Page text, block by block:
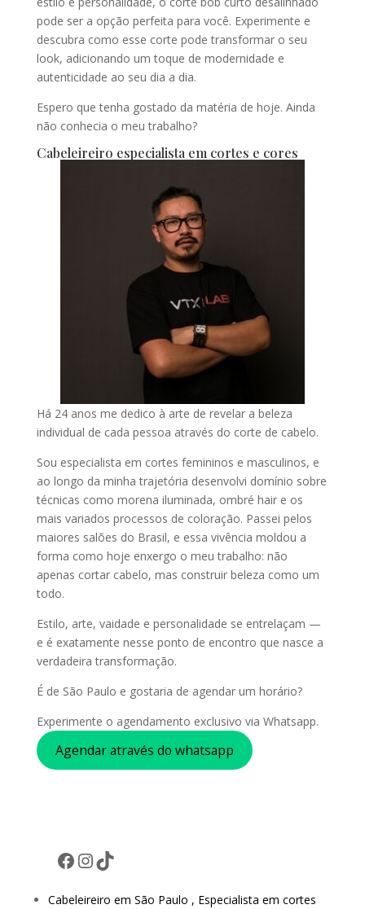
pode ser a opção perfeita para você. Experimente e
descubra como esse corte pode transformar o seu
look, adicionando um toque de modernidade e
autenticidade ao seu dia a dia.
Espero que tenha gostado da matéria de hoje. Ainda
não conhecia o meu trabalho?
Cabeleireiro especialista em cortes e cores
Há 24 anos me dedico à arte de revelar a beleza
individual de cada pessoa através do corte de cabelo.
Sou especialista em cortes femininos e masculinos, e
ao longo da minha trajetória desenvolvi domínio sobre
técnicas como morena iluminada, ombré hair e os
mais variados processos de coloração. Passei pelos
maiores salões do Brasil, e essa vivência moldou a
forma como hoje enxergo o meu trabalho: não
apenas cortar cabelo, mas construir beleza como um
todo.
Estilo, arte, vaidade e personalidade se entrelaçam —
e é exatamente nesse ponto de encontro que nasce a
verdadeira transformação.
É de São Paulo e gostaria de agendar um horário?
Experimente o agendamento exclusivo via Whatsapp.
Agendar através do whatsapp
Facebook
Instagram
TikTok
Cabeleireiro em São Paulo , Especialista em cortes